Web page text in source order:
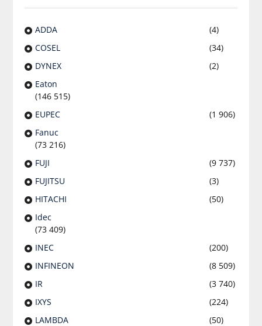
ADDA
(4)
COSEL
(34)
DYNEX
(2)
Eaton
(146 515)
EUPEC
(1 906)
Fanuc
(73 216)
FUJI
(9 737)
FUJITSU
(3)
HITACHI
(50)
Idec
(73 409)
INEC
(200)
INFINEON
(8 509)
IR
(3 740)
IXYS
(224)
LAMBDA
(50)